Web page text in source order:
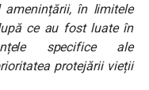
în limitele
ce au fost luate în
specifice ale
protejării vieții